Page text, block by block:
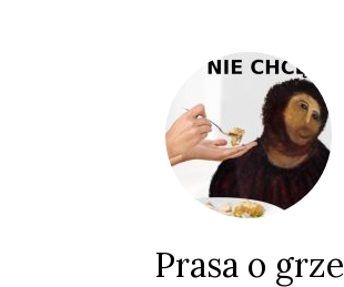
Prasa o grze